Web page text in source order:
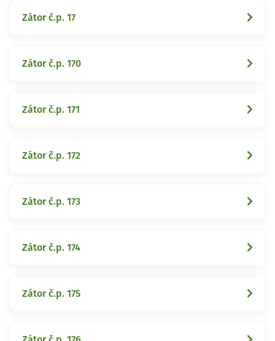
Zátor č.p. 17
Zátor č.p. 170
Zátor č.p. 171
Zátor č.p. 172
Zátor č.p. 173
Zátor č.p. 174
Zátor č.p. 175